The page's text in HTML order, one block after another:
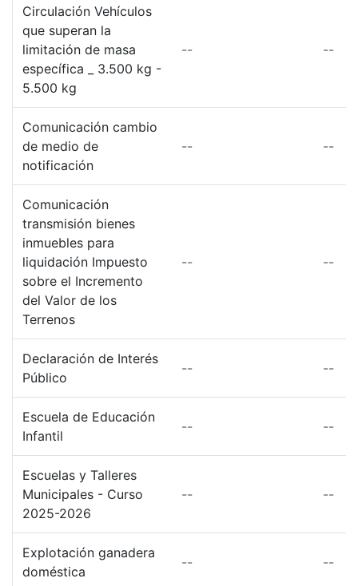
Circulación Vehículos
que superan la
limitación de masa
específica _ 3.500 kg -
5.500 kg
-- --
Comunicación cambio
de medio de
notificación
-- --
Comunicación
transmisión bienes
inmuebles para
liquidación Impuesto
sobre el Incremento
del Valor de los
Terrenos
-- --
Declaración de Interés
Público
-- --
Escuela de Educación
Infantil
-- --
Escuelas y Talleres
Municipales - Curso
2025-2026
-- --
Explotación ganadera
doméstica
-- --